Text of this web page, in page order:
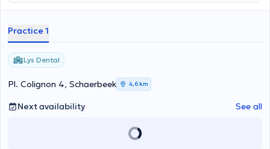
Practice 1
Lys Dental
Pl. Colignon 4, Schaerbeek 4,6 km
Next availability See all